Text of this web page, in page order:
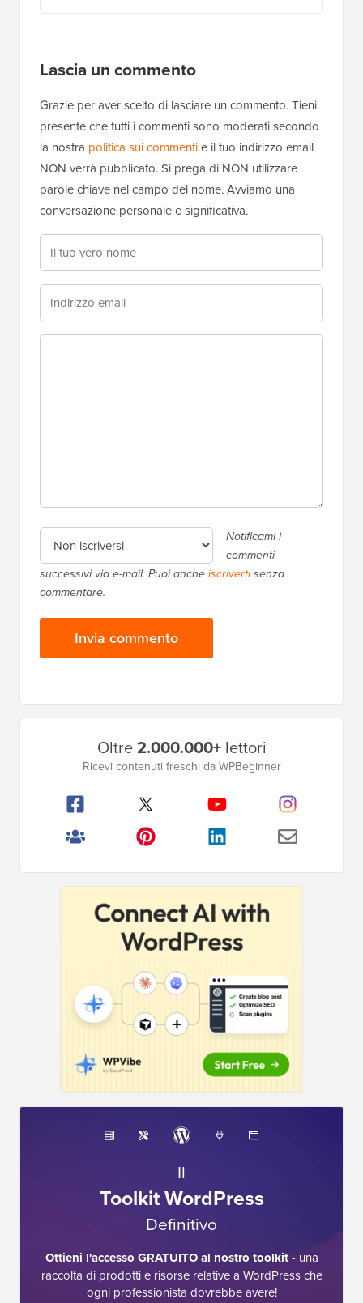
Lascia un commento
Grazie per aver scelto di lasciare un commento. Tieni
presente che tutti i commenti sono moderati secondo
la nostra politica sui commentie il tuo indirizzo email
NON verrà pubblicato. Si prega di NON utilizzare
parole chiave nel campo del nome. Avviamo una
conversazione personale e significativa.
Notificami i
commenti
successivi via e-mail. Puoi ancheiscrivertisenza
commentare.
Oltre2.000.000+lettori
Ricevi contenuti freschi da WPBeginner
Il
Toolkit WordPress
Definitivo
Ottieni l'accesso GRATUITO al nostro toolkit- una
raccolta di prodotti e risorse relative a WordPress che
ogni professionista dovrebbe avere!